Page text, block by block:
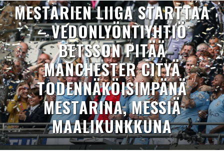
MESTARIEN LIIGA STARTTAA
– VEDONLYÖNTIYHTIÖ
BETSSON PITÄÄ
MANCHESTER CITYÄ
TODENNÄKÖISIMPÄNÄ
MESTARINA, MESSIÄ
MAALIKUNKKUNA